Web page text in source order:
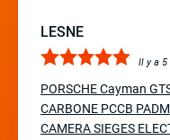
LESNE
Il y a 5
PORSCHE Cayman
CARBONE PCCB
CAMERA SIEGES